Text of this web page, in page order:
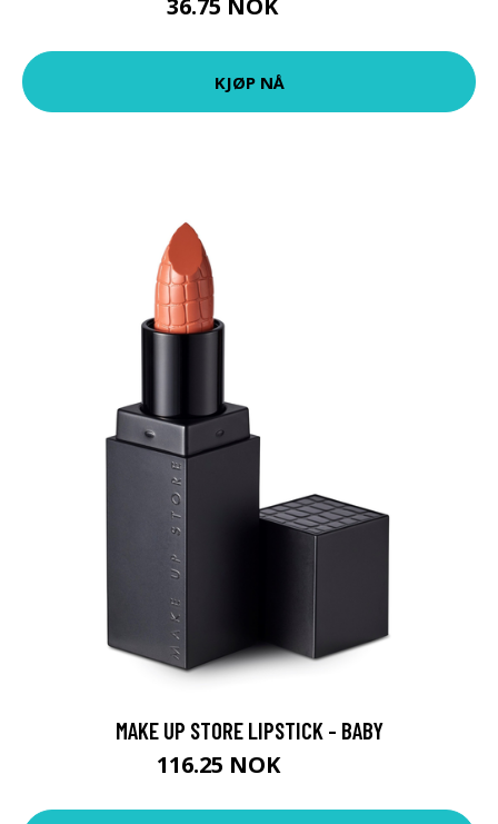
36.75 NOK
KJØP NÅ
MAKE UP STORE LIPSTICK - BABY
116.25 NOK